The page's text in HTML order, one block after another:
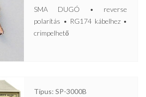
SMA DUGÓ • reverse
polarítás • RG174 kábelhez •
crimpelhető
Típus: SP-3000B